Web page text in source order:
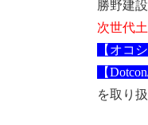
勝野建
次世代
【オコ
【
を取り